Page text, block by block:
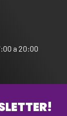
a 20:00